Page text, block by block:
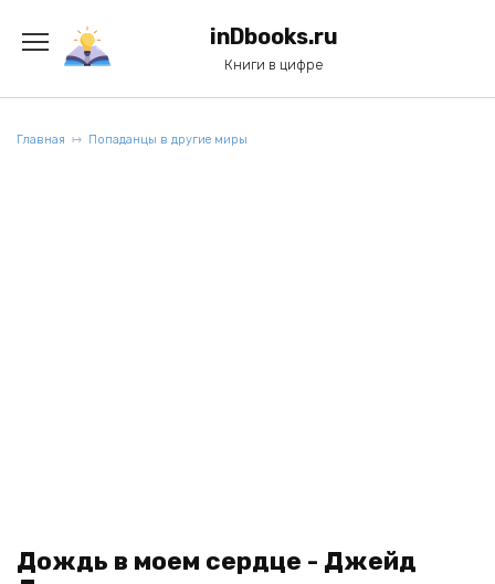
содержанию
inDbooks.ru
Книги в цифре
Главная Попаданцы в другие миры
Дождь в моем сердце - Джейд